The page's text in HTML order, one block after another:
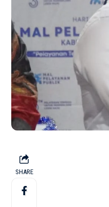
SHARE